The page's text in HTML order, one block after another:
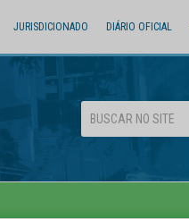
JURISDICIONADO DIÁRIO OFICIAL